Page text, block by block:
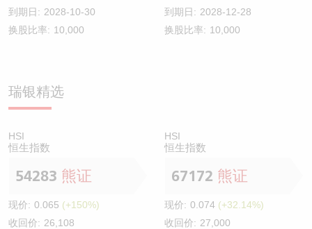
到期日: 2028-10-30
换股比率: 10,000
到期日: 2028-12-28
换股比率: 10,000
瑞银精选
HSI
恒生指数
54283 熊证
现价: 0.065 (+150%)
收回价: 26,108
HSI
恒生指数
67172 熊证
现价: 0.074 (+32.14%)
收回价: 27,000